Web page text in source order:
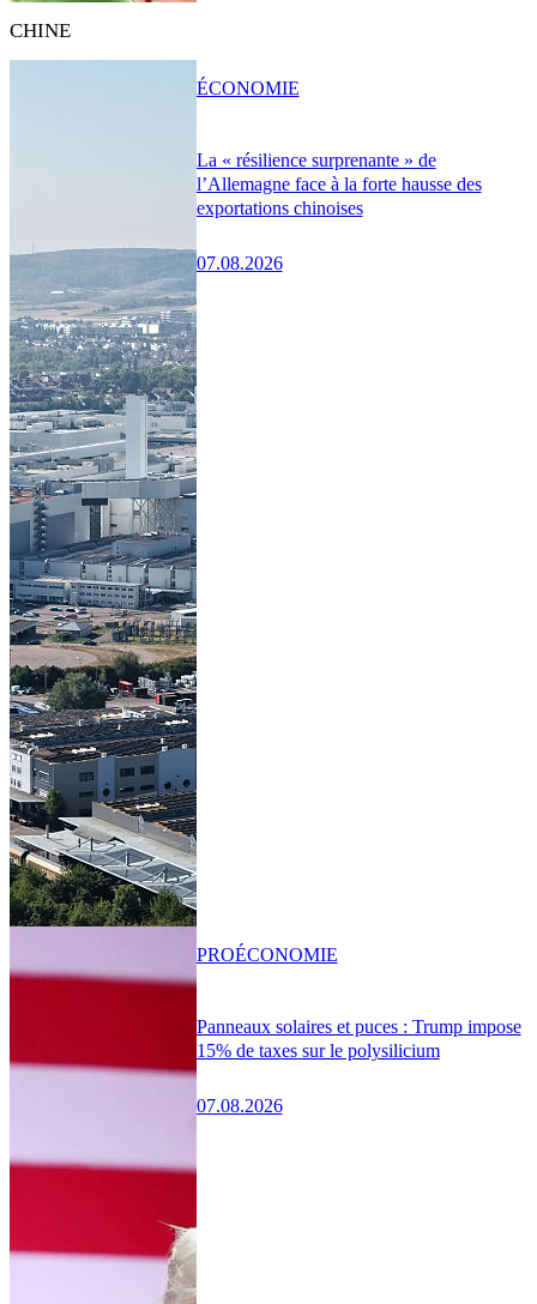
CHINE
La « résilience surprenante » de
l’Allemagne face à la forte hausse des
exportations chinoises
07.08.2026
ÉCONOMIE
Panneaux solaires et puces : Trump impose
15% de taxes sur le polysilicium
07.08.2026
PROÉCONOMIE